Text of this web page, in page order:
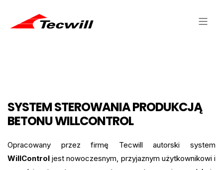
SYSTEM STEROWANIA PRODUKCJĄ
BETONU WILLCONTROL
Opracowany przez firmę Tecwill autorski system
WillControl jest nowoczesnym, przyjaznym użytkownikowi i